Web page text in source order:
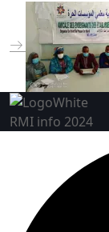
RMI info 2024